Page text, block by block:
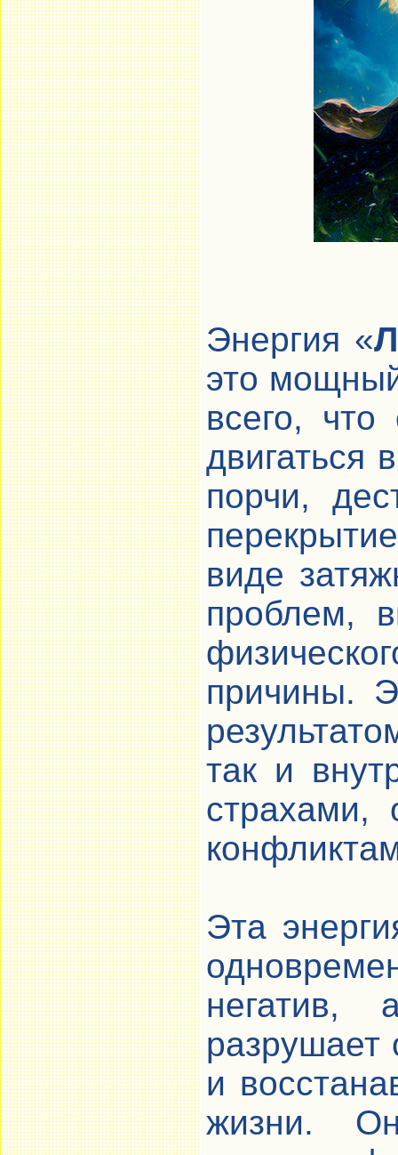
Энергия «
это
всего,
двигаться
порчи,
виде
проблем,
причины.
так и
Эта
негатив,
и
жизни.